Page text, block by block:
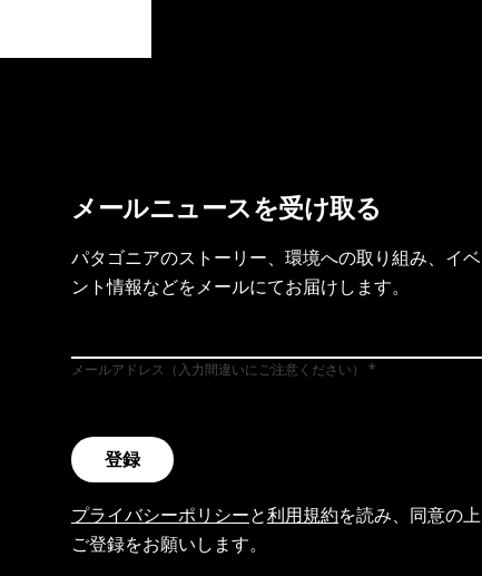
メールニュースを受け取る
パタゴニアのストーリー、環境への取り組み、イベ
ント情報などをメールにてお届けします。
メールアドレス（入力間違いにご注意ください）
登録
プライバシーポリシーと利用規約を読み、同意の上
ご登録をお願いします。